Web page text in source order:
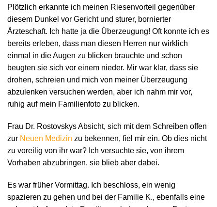
Plötzlich erkannte ich meinen Riesenvorteil gegenüber
diesem Dunkel vor Gericht und sturer, bornierter
Ärzteschaft. Ich hatte ja die Überzeugung! Oft konnte ich es
bereits erleben, dass man diesen Herren nur wirklich
einmal in die Augen zu blicken brauchte und schon
beugten sie sich vor einem nieder. Mir war klar, dass sie
drohen, schreien und mich von meiner Überzeugung
abzulenken versuchen werden, aber ich nahm mir vor,
ruhig auf mein Familienfoto zu blicken.
Frau Dr. Rostovskys Absicht, sich mit dem Schreiben offen
zur Neuen Medizin zu bekennen, fiel mir ein. Ob dies nicht
zu voreilig von ihr war? Ich versuchte sie, von ihrem
Vorhaben abzubringen, sie blieb aber dabei.
Es war früher Vormittag. Ich beschloss, ein wenig
spazieren zu gehen und bei der Familie K., ebenfalls eine